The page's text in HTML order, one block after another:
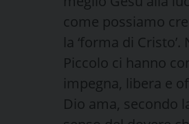
come possiamo
la ‘forma di
Piccolo ci hanno
impegna, libera e
Dio ama, secondo